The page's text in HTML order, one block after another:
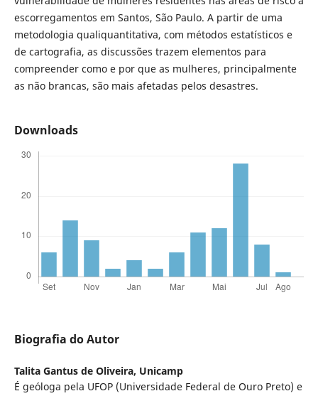
escorregamentos em Santos, São Paulo. A partir de uma
metodologia qualiquantitativa, com métodos estatísticos e
de cartografia, as discussões trazem elementos para
compreender como e por que as mulheres, principalmente
as não brancas, são mais afetadas pelos desastres.
Downloads
Biografia do Autor
Talita Gantus de Oliveira, Unicamp
É geóloga pela UFOP (Universidade Federal de Ouro Preto) e